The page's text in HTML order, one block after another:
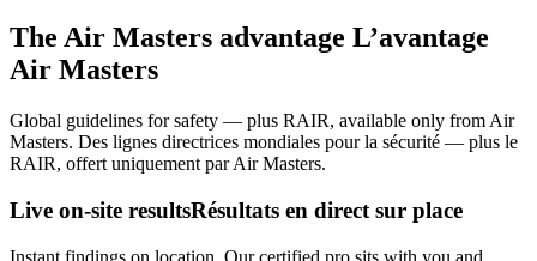
The Air Masters advantage L’avantage
Air Masters
Global guidelines for safety — plus RAIR, available only from Air
Masters. Des lignes directrices mondiales pour la sécurité — plus le
RAIR, offert uniquement par Air Masters.
Live on-site resultsRésultats en direct sur place
Instant findings on location. Our certified pro sits with you and